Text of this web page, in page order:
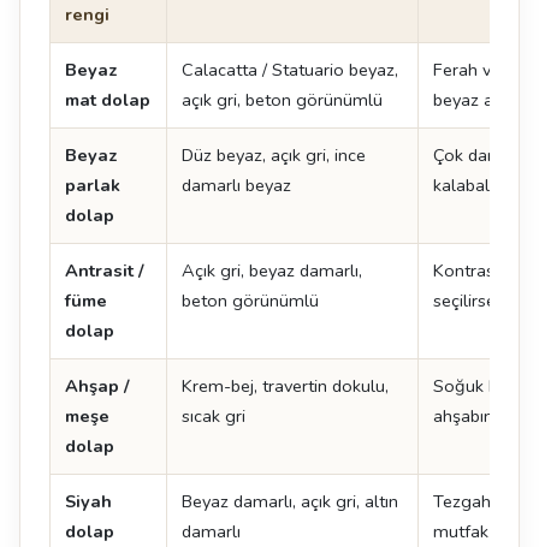
rengi
Beyaz
mat dolap
Calacatta / Statuario beyaz,
açık gri, beton görünümlü
Ferah ve
beyaz adada
Beyaz
parlak
dolap
Düz beyaz, açık gri, ince
damarlı beyaz
Çok damarlı
kalabalık
Antrasit /
füme
dolap
Açık gri, beyaz damarlı,
beton görünümlü
Kontrast
seçilirse
Ahşap /
meşe
dolap
Krem-bej, travertin dokulu,
sıcak gri
Soğuk
ahşabın
Siyah
dolap
Beyaz damarlı, açık gri, altın
damarlı
Tezgah açık
mutfak daha